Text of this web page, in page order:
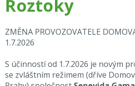
Roztoky
ZMĚNA PROVOZOVATELE
1.7.2026
S účinností od 1.7.2026 je novým
se zvláštním režimem (dříve